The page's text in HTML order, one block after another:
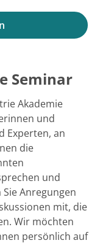
Seminar
Akademie
und
Experten, an
die
und
Anregungen
mit, die
Wir möchten
persönlich auf